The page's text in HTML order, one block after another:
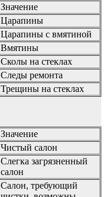
Значение
Царапины
Царапины с вмятиной
Вмятины
Сколы на стеклах
Следы ремонта
Трещины на стеклах
Значение
Чистый салон
Слегка загрязненный
салон
Салон, требующий